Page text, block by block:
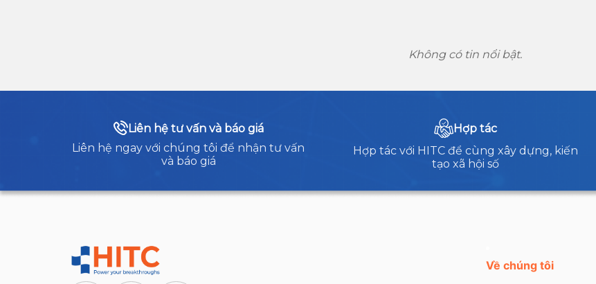
Không có tin nổi bật.
Liên hệ tư vấn và báo giá
Liên hệ ngay với chúng tôi để nhận tư vấn
và báo giá
Hợp tác
Hợp tác với HITC để cùng xây dựng, kiến
tạo xã hội số
Về chúng tôi